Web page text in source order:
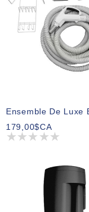
179,00$CA